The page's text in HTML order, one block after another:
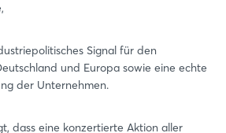
Signal für den
und Europa sowie eine echte
der Unternehmen.
dass eine konzertierte Aktion aller